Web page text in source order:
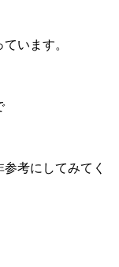
います。
考にしてみてく